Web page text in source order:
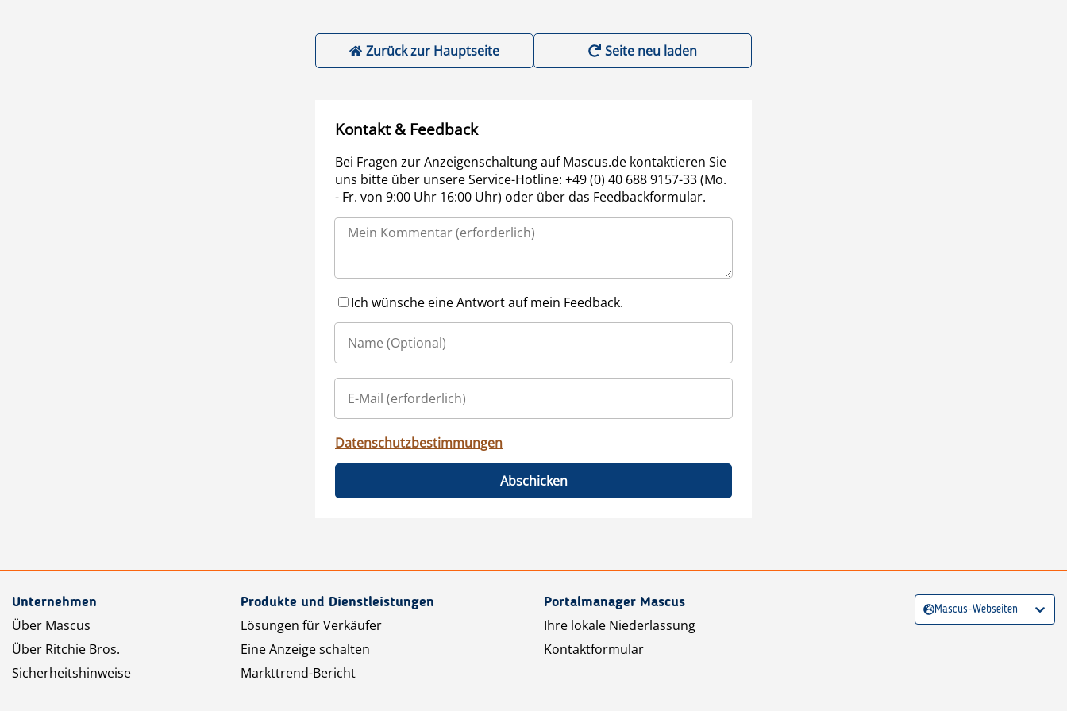
Zurück zur Hauptseite Seite neu laden
Kontakt & Feedback
Bei Fragen zur Anzeigenschaltung auf Mascus.de kontaktieren Sie
uns bitte über unsere Service-Hotline: +49 (0) 40 688 9157-33 (Mo.
- Fr. von 9:00 Uhr 16:00 Uhr) oder über das Feedbackformular.
Ich wünsche eine Antwort auf mein Feedback.
Datenschutzbestimmungen
Abschicken
Unternehmen
Über Mascus
Über Ritchie Bros.
Sicherheitshinweise
Produkte und Dienstleistungen
Lösungen für Verkäufer
Eine Anzeige schalten
Markttrend-Bericht
Portalmanager Mascus
Ihre lokale Niederlassung
Kontaktformular
Mascus-Webseiten